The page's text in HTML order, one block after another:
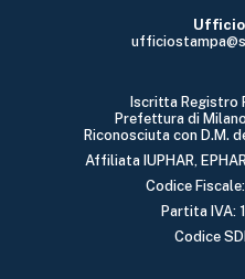
Ufficio
Iscritta Registro
Prefettura di
Riconosciuta con D.M.
Affiliata IUPHAR,
Codice
Partita IVA:
Codice